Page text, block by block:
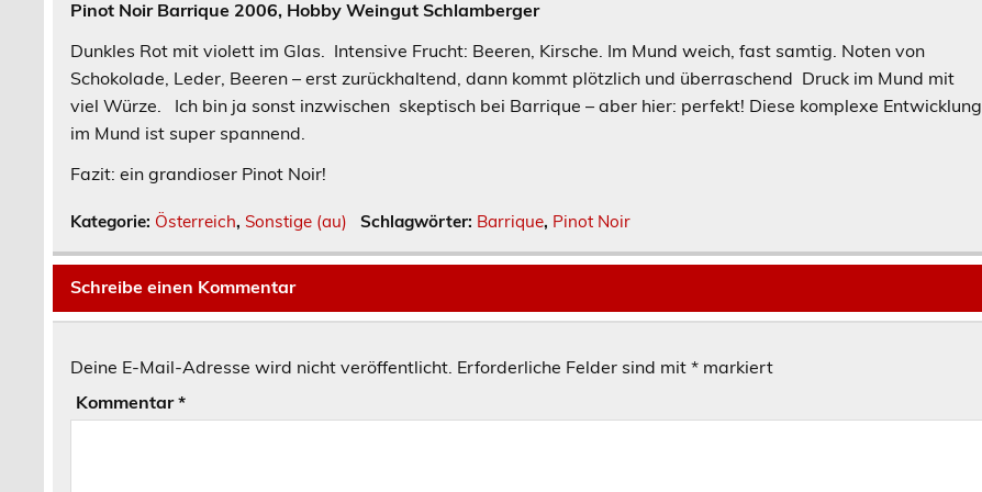
Pinot Noir Barrique 2006, Hobby Weingut Schlamberger
Dunkles Rot mit violett im Glas. Intensive Frucht: Beeren, Kirsche. Im Mund weich, fast samtig. Noten von
Schokolade, Leder, Beeren – erst zurückhaltend, dann kommt plötzlich und überraschend Druck im Mund mit
viel Würze. Ich bin ja sonst inzwischen skeptisch bei Barrique – aber hier: perfekt! Diese komplexe Entwicklung
im Mund ist super spannend.
Fazit: ein grandioser Pinot Noir!
Kategorie: Österreich, Sonstige (au) Schlagwörter: Barrique, Pinot Noir
Schreibe einen Kommentar
Deine E-Mail-Adresse wird nicht veröffentlicht. Erforderliche Felder sind mit* markiert
Kommentar*